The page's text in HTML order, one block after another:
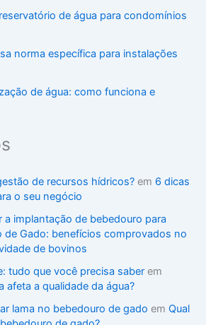
de água para condomínios
norma específica para instalações
de água: como funciona e
de recursos hídricos? em 6 dicas
o seu negócio
a implantação de bebedouro para
de Gado: benefícios comprovados no
de bovinos
tudo que você precisa saber em
afeta a qualidade da água?
lama no bebedouro de gado em Qual